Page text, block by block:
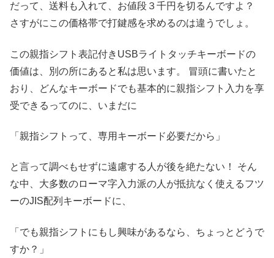
だって、送料も入れて、お値段３千円を切るんですよ？
さすがにこの価格帯で打鍵感を求めるのは違うでしょ。
この親指シフト表記付きUSBライトタッチキーボードの
価値は、別の所にあると私は思います。
冒頭に書いたと
おり、どんなキーボードでも基本的に親指シフト入力を享
受できるってのに、いまだに
「親指シフトって、専用キーボード必要だから」
と言って調べもせずに遠慮する人が後を絶たない！
そん
な中、大多数のローマ字入力派の人が抵抗なく使えるフツ
ーのJIS配列キーボードに、
「でも親指シフトにもし興味があるなら、ちょっとどうで
すか？」